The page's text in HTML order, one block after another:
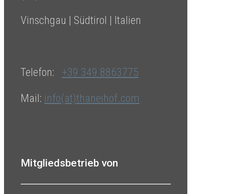
Vinschgau | Südtirol | Italien
Telefon: +39 349 8863775
Mail: info(at)thaneihof.com
Mitgliedsbetrieb von